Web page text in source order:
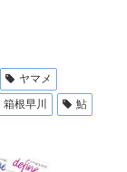
ヤマメ
箱根早川 鮎